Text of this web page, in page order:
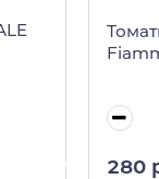
280